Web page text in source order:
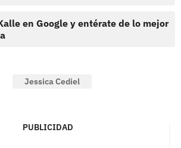
en Google y entérate de lo mejor
Jessica Cediel
PUBLICIDAD